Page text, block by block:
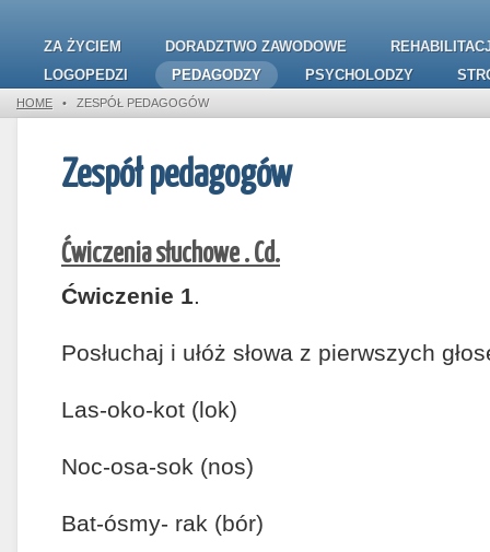
ZA ŻYCIEM DORADZTWO ZAWODOWE
LOGOPEDZI
PEDAGODZY PSYCHOLODZY
HOME • ZESPÓŁ PEDAGOGÓW
Zespół pedagogów
Ćwiczenia słuchowe . Cd.
Ćwiczenie 1.
Posłuchaj i ułóż słowa z pierwszych
Las-oko-kot (lok)
Noc-osa-sok (nos)
Bat-ósmy- rak (bór)